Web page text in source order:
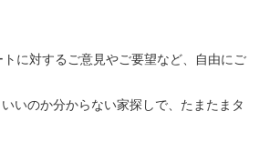
に対するご意見やご要望など、自由にご
いのか分からない家探しで、たまたまタ